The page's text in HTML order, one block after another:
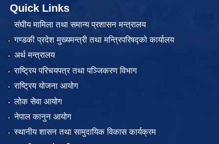
Quick Links
संघीय मामिला तथा समान्य प्रशासन मन्त्रालय
गण्डकी प्रदेश मुख्यमन्त्री तथा मन्त्रिपरिषद्को कार्यालय
अर्थ मन्त्रालय
राष्ट्रिय परिचयपत्र तथा पञ्जिकरण विभाग
राष्ट्रिय योजना आयोग
लोक सेवा आयोग
नेपाल कानुन आयोग
स्थानीय शासन तथा सामुदायिक विकास कार्यक्रम